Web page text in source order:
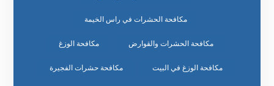
مكافحة الحشرات في راس الخيمة
مكافحة الحشرات والقوارض مكافحة الوزغ
مكافحة الوزغ في البيت مكافحة حشرات الفجيرة